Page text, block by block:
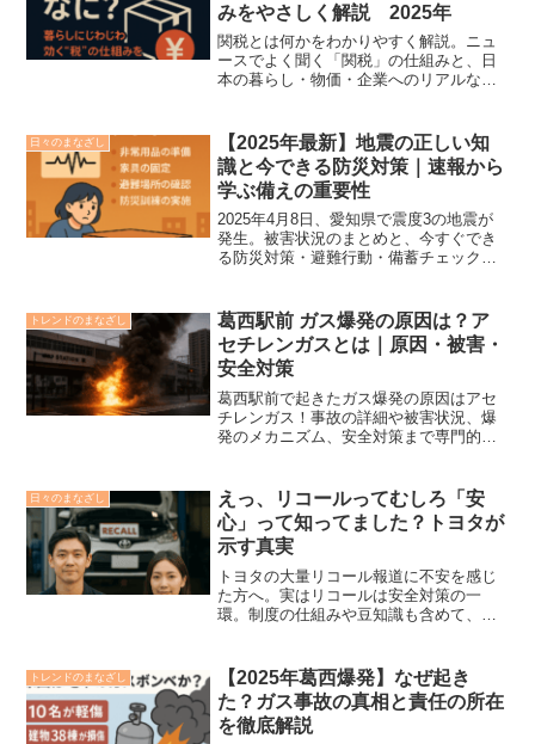
みをやさしく解説 2025年
関税とは何かをわかりやすく解説。ニュ
ースでよく聞く「関税」の仕組みと、日
本の暮らし・物価・企業へのリアルな影
日々のまなざし
【2025年最新】地震の正しい知
識と今できる防災対策｜速報から
学ぶ備えの重要性
2025年4月8日、愛知県で震度3の地震が
発生。被害状況のまとめと、今すぐでき
る防災対策・避難行動・備蓄チェックリ
トレンドのまなざし
葛西駅前 ガス爆発の原因は？ア
セチレンガスとは｜原因・被害・
安全対策
葛西駅前で起きたガス爆発の原因はアセ
チレンガス！事故の詳細や被害状況、爆
発のメカニズム、安全対策まで専門的に
日々のまなざし
えっ、リコールってむしろ「安
心」って知ってました？トヨタが
示す真実
トヨタの大量リコール報道に不安を感じ
た方へ。実はリコールは安全対策の一
環。制度の仕組みや豆知識も含めて、わ
トレンドのまなざし
【2025年葛西爆発】なぜ起き
た？ガス事故の真相と責任の所在
を徹底解説